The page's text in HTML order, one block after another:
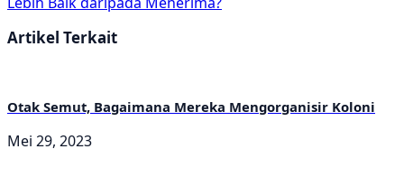
Artikel Terkait
Otak Semut, Bagaimana Mereka Mengorganisir Koloni
Mei 29, 2023